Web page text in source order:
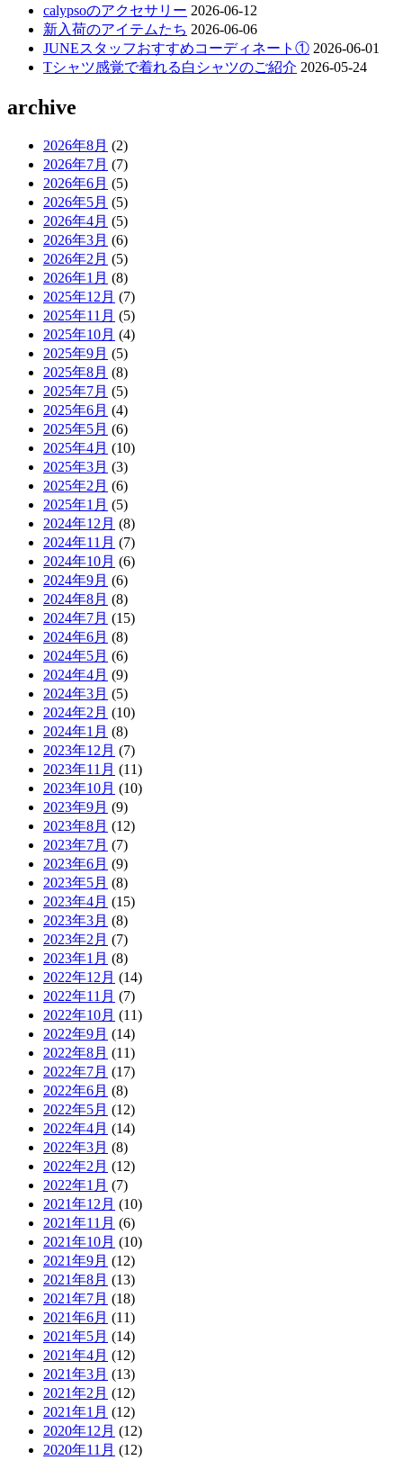
calypsoのアクセサリー 2026-06-12
新入荷のアイテムたち 2026-06-06
JUNEスタッフおすすめコーディネート① 2026-06-01
Tシャツ感覚で着れる白シャツのご紹介 2026-05-24
archive
2026年8月 (2)
2026年7月 (7)
2026年6月 (5)
2026年5月 (5)
2026年4月 (5)
2026年3月 (6)
2026年2月 (5)
2026年1月 (8)
2025年12月 (7)
2025年11月 (5)
2025年10月 (4)
2025年9月 (5)
2025年8月 (8)
2025年7月 (5)
2025年6月 (4)
2025年5月 (6)
2025年4月 (10)
2025年3月 (3)
2025年2月 (6)
2025年1月 (5)
2024年12月 (8)
2024年11月 (7)
2024年10月 (6)
2024年9月 (6)
2024年8月 (8)
2024年7月 (15)
2024年6月 (8)
2024年5月 (6)
2024年4月 (9)
2024年3月 (5)
2024年2月 (10)
2024年1月 (8)
2023年12月 (7)
2023年11月 (11)
2023年10月 (10)
2023年9月 (9)
2023年8月 (12)
2023年7月 (7)
2023年6月 (9)
2023年5月 (8)
2023年4月 (15)
2023年3月 (8)
2023年2月 (7)
2023年1月 (8)
2022年12月 (14)
2022年11月 (7)
2022年10月 (11)
2022年9月 (14)
2022年8月 (11)
2022年7月 (17)
2022年6月 (8)
2022年5月 (12)
2022年4月 (14)
2022年3月 (8)
2022年2月 (12)
2022年1月 (7)
2021年12月 (10)
2021年11月 (6)
2021年10月 (10)
2021年9月 (12)
2021年8月 (13)
2021年7月 (18)
2021年6月 (11)
2021年5月 (14)
2021年4月 (12)
2021年3月 (13)
2021年2月 (12)
2021年1月 (12)
2020年12月 (12)
2020年11月 (12)